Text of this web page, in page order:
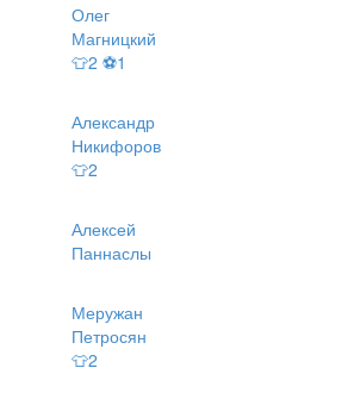
Олег
Магницкий
👕2 ⚽1
Александр
Никифоров
👕2
Алексей
Паннаслы
Меружан
Петросян
👕2